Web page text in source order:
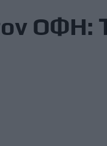
ΟΦΗ: